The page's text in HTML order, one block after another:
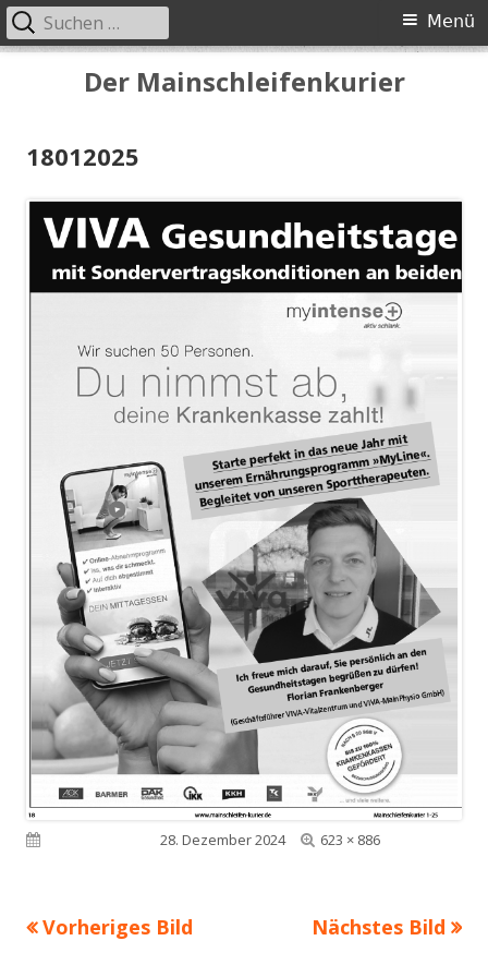
Der Mainschleifenkurier
Primäres
Menü
Suchen
nach:
18012025
Veröffentlicht am28. Dezember 2024
Volle
623 × 886
Vorheriges Bild Nächstes Bild